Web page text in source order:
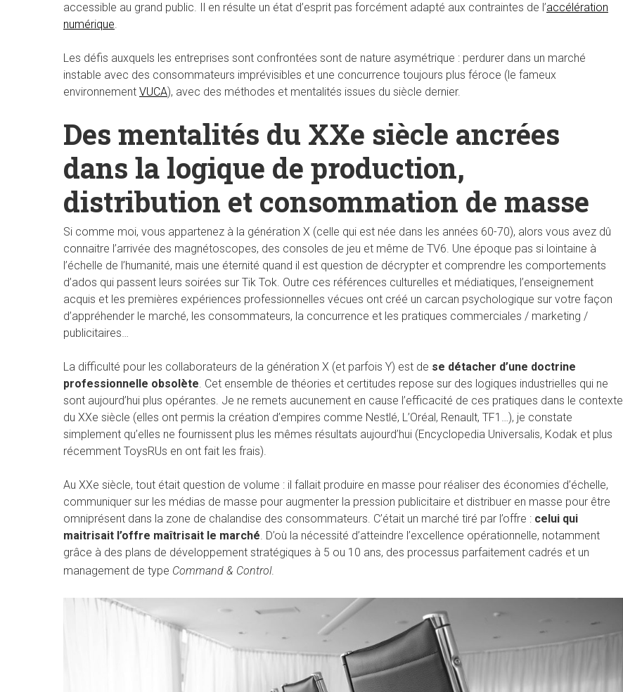
accessible au grand public. Il en résulte un état d’esprit pas forcément adapté aux contraintes de l’accélération
numérique.
Les défis auxquels les entreprises sont confrontées sont de nature asymétrique : perdurer dans un marché
instable avec des consommateurs imprévisibles et une concurrence toujours plus féroce (le fameux
environnement VUCA), avec des méthodes et mentalités issues du siècle dernier.
Des mentalités du XXe siècle ancrées
dans la logique de production,
distribution et consommation de masse
Si comme moi, vous appartenez à la génération X (celle qui est née dans les années 60-70), alors vous avez dû
connaitre l’arrivée des magnétoscopes, des consoles de jeu et même de TV6. Une époque pas si lointaine à
l’échelle de l’humanité, mais une éternité quand il est question de décrypter et comprendre les comportements
d’ados qui passent leurs soirées sur Tik Tok. Outre ces références culturelles et médiatiques, l’enseignement
acquis et les premières expériences professionnelles vécues ont créé un carcan psychologique sur votre façon
d’appréhender le marché, les consommateurs, la concurrence et les pratiques commerciales / marketing /
publicitaires…
La difficulté pour les collaborateurs de la génération X (et parfois Y) est de se détacher d’une doctrine
professionnelle obsolète. Cet ensemble de théories et certitudes repose sur des logiques industrielles qui ne
sont aujourd’hui plus opérantes. Je ne remets aucunement en cause l’efficacité de ces pratiques dans le contexte
du XXe siècle (elles ont permis la création d’empires comme Nestlé, L’Oréal, Renault, TF1…), je constate
simplement qu’elles ne fournissent plus les mêmes résultats aujourd’hui (Encyclopedia Universalis, Kodak et plus
récemment ToysRUs en ont fait les frais).
Au XXe siècle, tout était question de volume : il fallait produire en masse pour réaliser des économies d’échelle,
communiquer sur les médias de masse pour augmenter la pression publicitaire et distribuer en masse pour être
omniprésent dans la zone de chalandise des consommateurs. C’était un marché tiré par l’offre : celui qui
maitrisait l’offre maîtrisait le marché. D’où la nécessité d’atteindre l’excellence opérationnelle, notamment
grâce à des plans de développement stratégiques à 5 ou 10 ans, des processus parfaitement cadrés et un
management de type Command & Control.